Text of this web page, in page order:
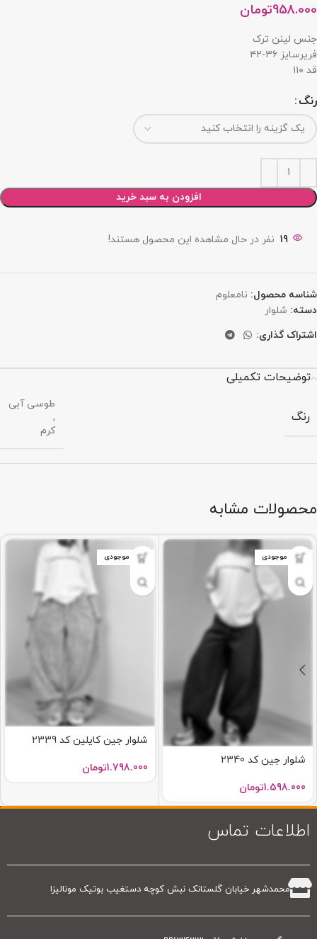
958.000تومان
جنس لینن ترک
فریرسایز ۳۶-۴۲
قد ۱۱۰
رنگ
افزودن به سبد خرید
19 نفر در حال مشاهده این محصول هستند!
شناسه محصول: نامعلوم
دسته: شلوار
اشتراک گذاری:
توضیحات تکمیلی
رنگ
طوسی آبی
,
کرم
محصولات مشابه
اتمام موجودی
شلوار جین کد 2340
1.598.000تومان
اتمام موجودی
شلوار جین کایلین کد 2339
1.798.000تومان
اطلاعات تماس
محمدشهر خیابان گلستانک نبش کوچه دستغیب بوتیک مونالیزا